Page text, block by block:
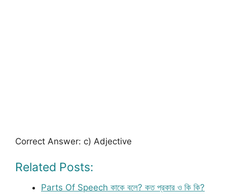
Correct Answer: c) Adjective
Related Posts:
Parts Of Speech কাকে বলে? কত প্রকার ও কি কি?